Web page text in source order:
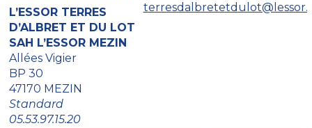
L’ESSOR TERRES
D’ALBRET ET DU LOT
SAH L’ESSOR MEZIN
Allées Vigier
BP 30
47170 MEZIN
Standard
05.53.97.15.20